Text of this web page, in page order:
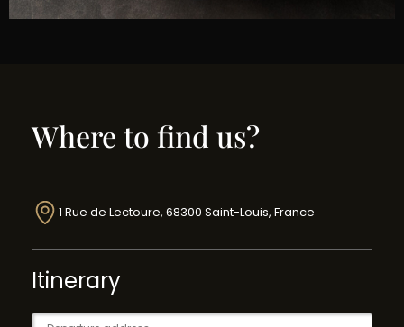
Where to find us?
1 Rue de Lectoure, 68300 Saint-Louis, France
Itinerary